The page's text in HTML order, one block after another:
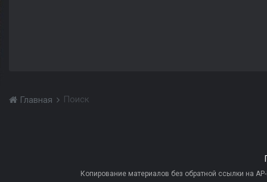
Главная Поиск
Копирование материалов без обратной ссылки на